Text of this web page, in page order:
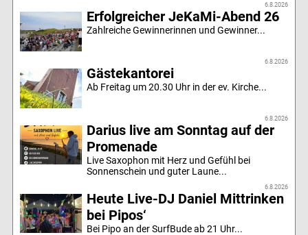
6.8.2026
Erfolgreicher JeKaMi-Abend 26
Zahlreiche Gewinnerinnen und Gewinner...
6.8.2026
Gästekantorei
Ab Freitag um 20.30 Uhr in der ev. Kirche...
6.8.2026
Darius live am Sonntag auf der
Promenade
Live Saxophon mit Herz und Gefühl bei
Sonnenschein und guter Laune...
6.8.2026
Heute Live-DJ Daniel Mittrinken
bei Pipos‘
Bei Pipo an der SurfBude ab 21 Uhr...